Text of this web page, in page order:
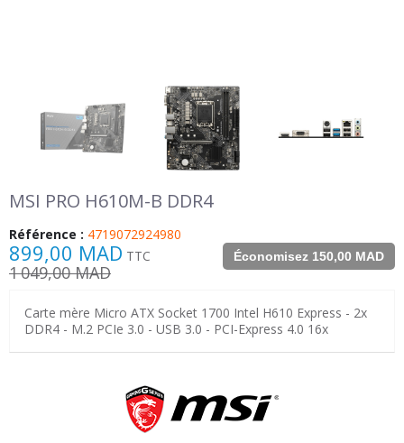
MSI PRO H610M-B DDR4
Référence : 4719072924980
Économisez 150,00 MAD
899,00 MAD TTC
1 049,00 MAD
Carte mère Micro ATX Socket 1700 Intel H610 Express - 2x
DDR4 - M.2 PCIe 3.0 - USB 3.0 - PCI-Express 4.0 16x